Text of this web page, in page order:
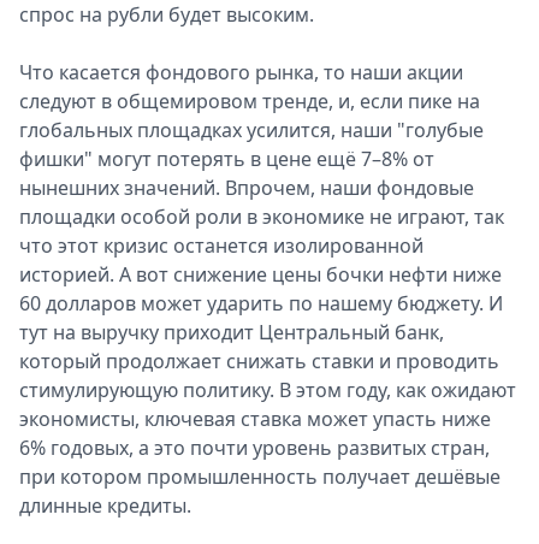
спрос на рубли будет высоким.
Что касается фондового рынка, то наши акции
следуют в общемировом тренде, и, если пике на
глобальных площадках усилится, наши "голубые
фишки" могут потерять в цене ещё 7–8% от
нынешних значений. Впрочем, наши фондовые
площадки особой роли в экономике не играют, так
что этот кризис останется изолированной
историей. А вот снижение цены бочки нефти ниже
60 долларов может ударить по нашему бюджету. И
тут на выручку приходит Центральный банк,
который продолжает снижать ставки и проводить
стимулирующую политику. В этом году, как ожидают
экономисты, ключевая ставка может упасть ниже
6% годовых, а это почти уровень развитых стран,
при котором промышленность получает дешёвые
длинные кредиты.